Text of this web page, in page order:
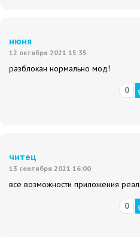
нюня
12 октября 2021 15:35
разблокан нормально мод!
0
читец
13 сентября 2021 16:00
все возможности приложения
0